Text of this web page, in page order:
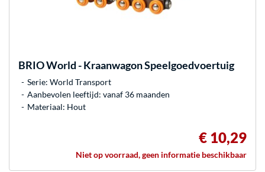
BRIOWorld - Kraanwagon Speelgoedvoertuig
Serie: World Transport
Aanbevolen leeftijd: vanaf 36 maanden
Materiaal: Hout
€ 10,29
Niet op voorraad, geen informatie beschikbaar